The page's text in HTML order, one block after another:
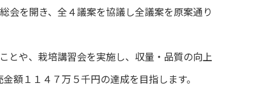
を開き、全４議案を協議し全議案を原案通り
や、栽培講習会を実施し、収量・品質の向上
額１１４７万５千円の達成を目指します。